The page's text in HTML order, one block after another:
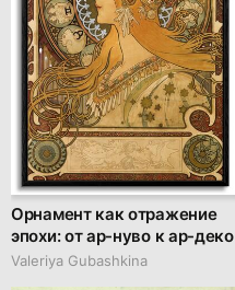
Орнамент как отражение
эпохи: от ар-нуво к ар-деко
Valeriya Gubashkina